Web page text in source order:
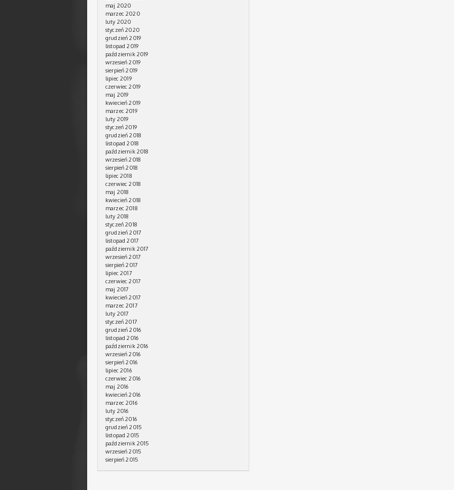
maj 2020
marzec 2020
luty 2020
styczeń 2020
grudzień 2019
listopad 2019
październik 2019
wrzesień 2019
sierpień 2019
lipiec 2019
czerwiec 2019
maj 2019
kwiecień 2019
marzec 2019
luty 2019
styczeń 2019
grudzień 2018
listopad 2018
październik 2018
wrzesień 2018
sierpień 2018
lipiec 2018
czerwiec 2018
maj 2018
kwiecień 2018
marzec 2018
luty 2018
styczeń 2018
grudzień 2017
listopad 2017
październik 2017
wrzesień 2017
sierpień 2017
lipiec 2017
czerwiec 2017
maj 2017
kwiecień 2017
marzec 2017
luty 2017
styczeń 2017
grudzień 2016
listopad 2016
październik 2016
wrzesień 2016
sierpień 2016
lipiec 2016
czerwiec 2016
maj 2016
kwiecień 2016
marzec 2016
luty 2016
styczeń 2016
grudzień 2015
listopad 2015
październik 2015
wrzesień 2015
sierpień 2015